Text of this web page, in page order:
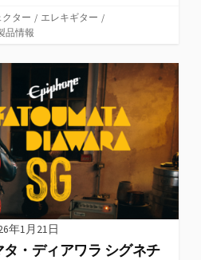
クター / エレキギター /
品情報
年1月21日
・ディアワラ シグネチ